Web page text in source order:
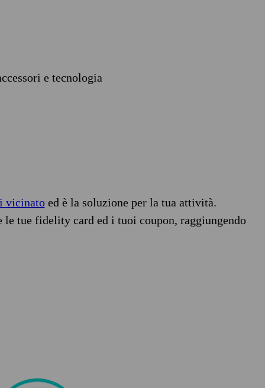
e tecnologia
vicinatoed è la soluzione per la tua attività.
tue fidelity card ed i tuoi coupon, raggiungendo